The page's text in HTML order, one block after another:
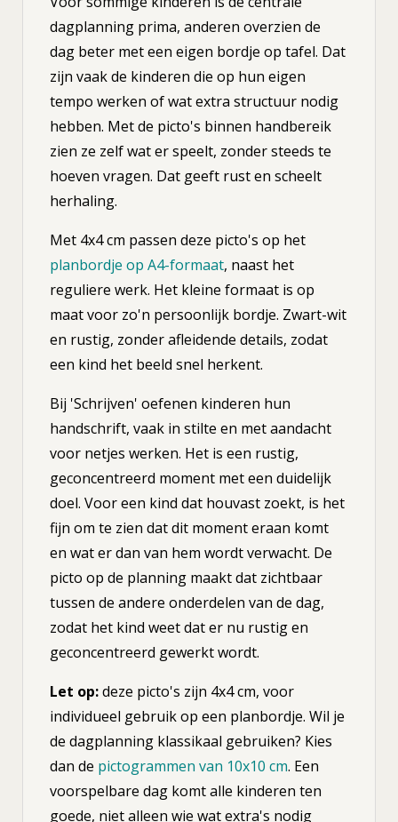
dagplanning prima, anderen overzien de
dag beter met een eigen bordje op tafel. Dat
zijn vaak de kinderen die op hun eigen
tempo werken of wat extra structuur nodig
hebben. Met de picto's binnen handbereik
zien ze zelf wat er speelt, zonder steeds te
hoeven vragen. Dat geeft rust en scheelt
herhaling.
Met 4x4 cm passen deze picto's op het
planbordje op A4-formaat, naast het
reguliere werk. Het kleine formaat is op
maat voor zo'n persoonlijk bordje. Zwart-wit
en rustig, zonder afleidende details, zodat
een kind het beeld snel herkent.
Bij 'Schrijven' oefenen kinderen hun
handschrift, vaak in stilte en met aandacht
voor netjes werken. Het is een rustig,
geconcentreerd moment met een duidelijk
doel. Voor een kind dat houvast zoekt, is het
fijn om te zien dat dit moment eraan komt
en wat er dan van hem wordt verwacht. De
picto op de planning maakt dat zichtbaar
tussen de andere onderdelen van de dag,
zodat het kind weet dat er nu rustig en
geconcentreerd gewerkt wordt.
Let op:deze picto's zijn 4x4 cm, voor
individueel gebruik op een planbordje. Wil je
de dagplanning klassikaal gebruiken? Kies
dan de pictogrammen van 10x10 cm. Een
voorspelbare dag komt alle kinderen ten
goede, niet alleen wie wat extra's nodig